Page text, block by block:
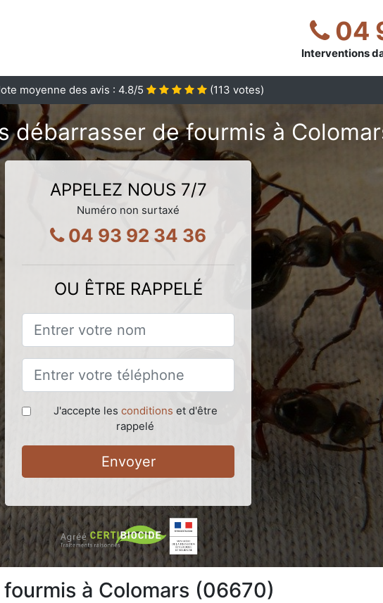
04
Interventions
moyenne des avis : 4.8/5 (113 votes)
débarrasser de fourmis à
APPELEZ NOUS 7/7
Numéro non surtaxé
04 93 92 34 36
OU ÊTRE RAPPELÉ
J'accepte les conditions et d'être
rappelé
Envoyer
à Colomars (06670)